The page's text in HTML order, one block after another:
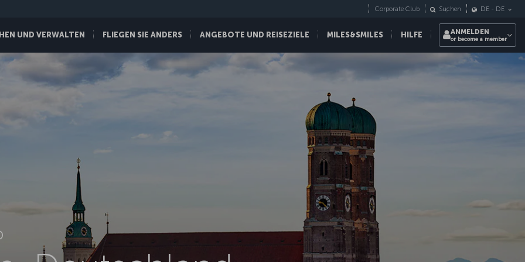
UND VERWALTEN FLIEGEN SIE ANDERS ANGEBOTE UND REISEZIELE MILES&SMILES HILFE
Corporate Club Suchen DE - DE
ANMELDEN
or become a member